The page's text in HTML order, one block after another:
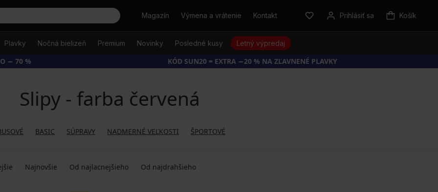
HľadaťMagazín Výmena a vrátenie Kontakt Prihlásiť sa Košík
Plavky Nočná bielizeň Premium Novinky Posledné kusy Letný výpredaj
− 70 % KÓD SUN20 = EXTRA −20 % NA ZĽAVNENÉ PLAVKY
Slipy - farba červená
BASIC SÚPRAVY NADMERNÉ VEĽKOSTI ŠPORTOVÉ
Najnovšie Od najlacnejšieho Od najdrahšieho